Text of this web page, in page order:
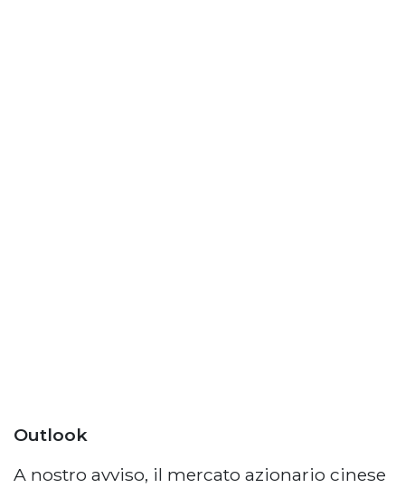
Outlook
A nostro avviso, il mercato azionario cinese